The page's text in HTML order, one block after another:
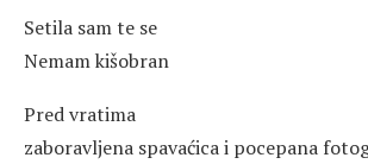
Setila sam te se
Nemam kišobran
Pred vratima
zaboravljena spavaćica i pocepana